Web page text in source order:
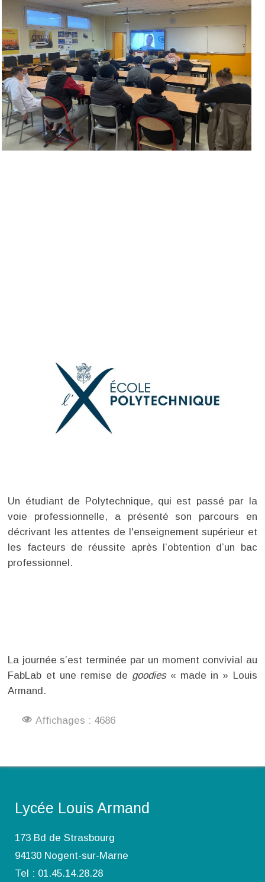
Un étudiant de Polytechnique, qui est passé par la
voie professionnelle, a présenté son parcours en
décrivant les attentes de l'enseignement supérieur et
les facteurs de réussite après l’obtention d’un bac
professionnel.
La journée s’est terminée par un moment convivial au
FabLab et une remise de goodies« made in » Louis
Armand.
Affichages : 4686
Lycée Louis Armand
173 Bd de Strasbourg
94130 Nogent-sur-Marne
Tel : 01.45.14.28.28